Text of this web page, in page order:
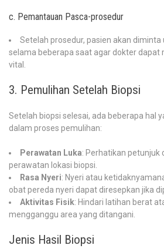
c. Pemantauan Pasca-prosedur
Setelah prosedur, pasien akan
selama beberapa saat agar dokter
vital.
3. Pemulihan Setelah Biopsi
Setelah biopsi selesai, ada beberapa hal
dalam proses pemulihan:
Perawatan Luka: Perhatikan petunjuk
perawatan lokasi biopsi.
Rasa Nyeri: Nyeri atau
obat pereda nyeri dapat diresepkan jika
Aktivitas Fisik: Hindari latihan berat
mengganggu area yang ditangani.
Jenis Hasil Biopsi